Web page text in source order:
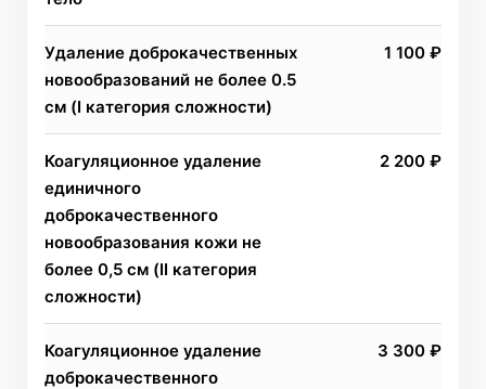
Удаление доброкачественных
новообразований не более 0.5
см (I категория сложности)
1 100 ₽
Коагуляционное удаление
единичного
доброкачественного
новообразования кожи не
более 0,5 см (II категория
сложности)
2 200 ₽
Коагуляционное удаление
доброкачественного
3 300 ₽